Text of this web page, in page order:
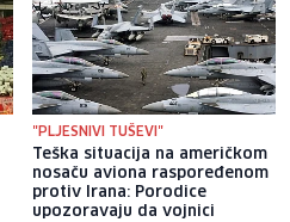
"PLJESNIVI TUŠEVI"
Teška situacija na američkom
nosaču aviona raspoređenom
protiv Irana: Porodice
upozoravaju da vojnici